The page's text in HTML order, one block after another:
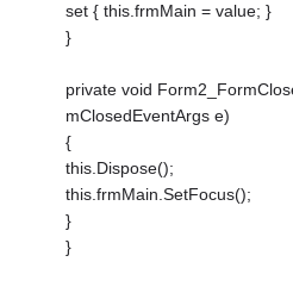
set { this.frmMain = value; }
}
private void
mClosedEventArgs e)
{
this.Dispose();
this.frmMain.SetFocus();
}
}